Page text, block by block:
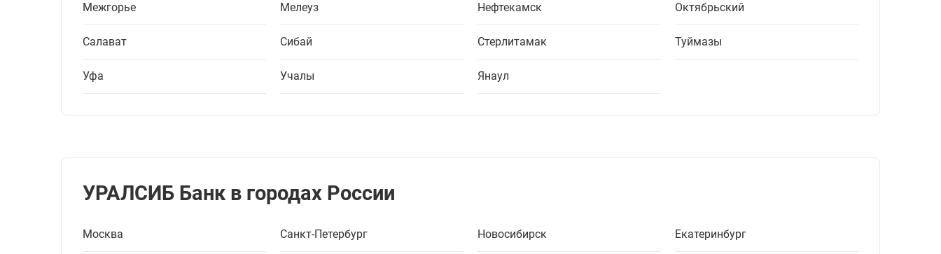
Межгорье Мелеуз Нефтекамск Октябрьский
Салават Сибай Стерлитамак Туймазы
Уфа Учалы Янаул
УРАЛСИБ Банк в городах России
Москва Санкт-Петербург Новосибирск Екатеринбург